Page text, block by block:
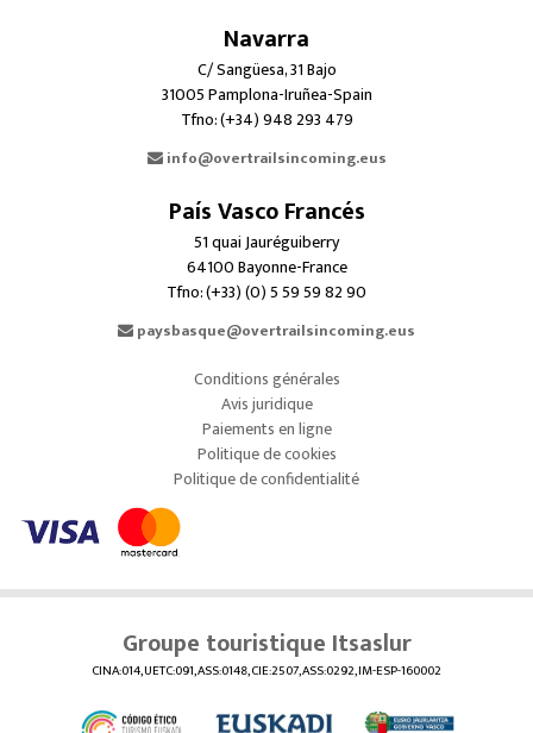
Navarra
C/ Sangüesa, 31 Bajo
31005 Pamplona-Iruñea-Spain
Tfno: (+34) 948 293 479
info@overtrailsincoming.eus
País Vasco Francés
51 quai Jauréguiberry
64100 Bayonne-France
Tfno: (+33) (0) 5 59 59 82 90
paysbasque@overtrailsincoming.eus
Conditions générales
Avis juridique
Paiements en ligne
Politique de cookies
Politique de confidentialité
Groupe touristique Itsaslur
CINA:014, UETC:091, ASS:0148, CIE:2507, ASS:0292, IM-ESP-160002